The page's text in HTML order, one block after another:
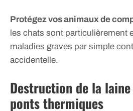
Protégez vos animaux de
les chats sont particulièrement
maladies graves par simple
accidentelle.
Destruction de la
ponts thermiques